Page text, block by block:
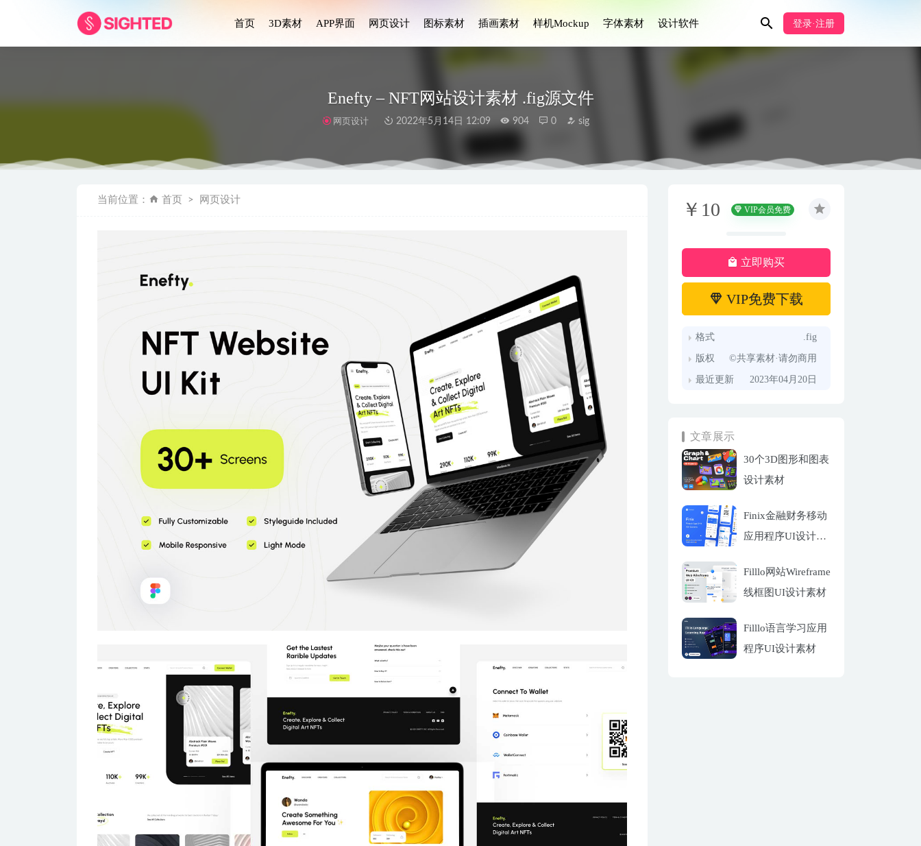
首页 3D素材 APP界面 网页设计 图标素材 插画素材 样机Mockup 字体素材 设计软件 登录·注册
Enefty – NFT网站设计素材 .fig源文件
网页设计 2022年5月14日 12:09 904 0 sig
当前位置： 首页 网页设计 ￥10 VIP会员免费
立即购买
VIP免费下载
格式 .fig
版权 ©共享素材·请勿商用
最近更新 2023年04月20日
文章展示
30个3D图形和图表
设计素材
Finix金融财务移动
应用程序UI设计套
Filllo网站Wireframe
线框图UI设计素材
Filllo语言学习应用
程序UI设计素材
Nikuu 3d插画素材包 .fig素材